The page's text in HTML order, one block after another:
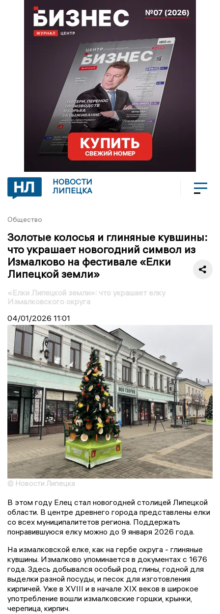
НОВОСТИ
ЛИПЕЦКА
Общество
Золотые колосья и глиняные кувшины:
что украшает новогодний символ из
Измалково на фестивале «Елки
Липецкой земли»
«Елки Липецкой земли»: что украшает елку
Измалковского округа
04/01/2026 11:01
© Новости Липецка
В этом году Елец стал новогодней столицей Липецкой
области. В центре древнего города представлены елки
со всех муниципалитетов региона. Поддержать
понравившуюся елку можно до 9 января 2026 года.
На измалковской елке, как на гербе округа - глиняные
кувшины. Измалково упоминается в документах с 1676
года. Здесь добывался особый род глины, годной для
выделки разной посуды, и песок для изготовления
кирпичей. Уже в XVIII и в начале XIX веков в широкое
употребление вошли измалковские горшки, крынки,
черепица, кирпич.